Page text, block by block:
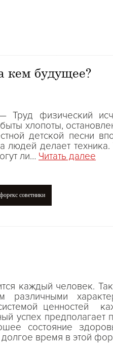
кем будущее?
физический
хлопоты,
детской песни
делает
ли… Читать далее
форекс советники
каждый человек.
различными
ценностей
успех
состояние
время в этой